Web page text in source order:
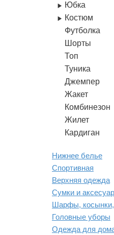
Юбка
Костюм
Футболка
Шорты
Топ
Туника
Джемпер
Жакет
Комбинезон
Жилет
Кардиган
Нижнее белье
Спортивная
Верхняя одежда
Сумки и
Шарфы, косынки,
Головные уборы
Одежда для